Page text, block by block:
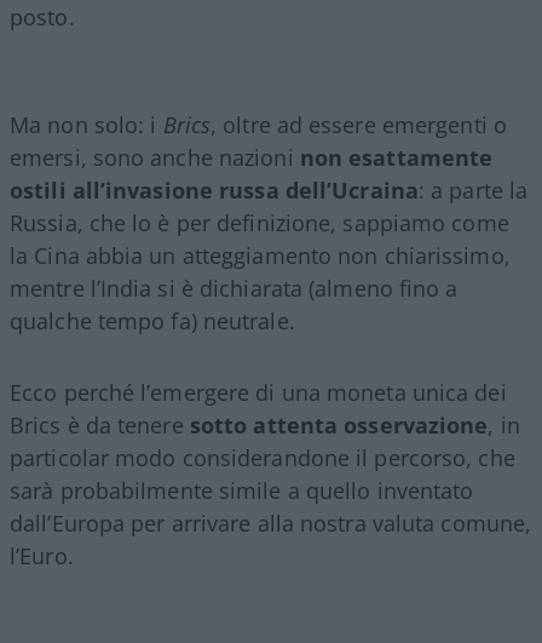
posto.
Ma non solo: i Brics, oltre ad essere emergenti o
emersi, sono anche nazioni non esattamente
ostili all’invasione russa dell’Ucraina: a parte la
Russia, che lo è per definizione, sappiamo come
la Cina abbia un atteggiamento non chiarissimo,
mentre l’India si è dichiarata (almeno fino a
qualche tempo fa) neutrale.
Ecco perché l’emergere di una moneta unica dei
Brics è da tenere sotto attenta osservazione, in
particolar modo considerandone il percorso, che
sarà probabilmente simile a quello inventato
dall’Europa per arrivare alla nostra valuta comune,
l’Euro.